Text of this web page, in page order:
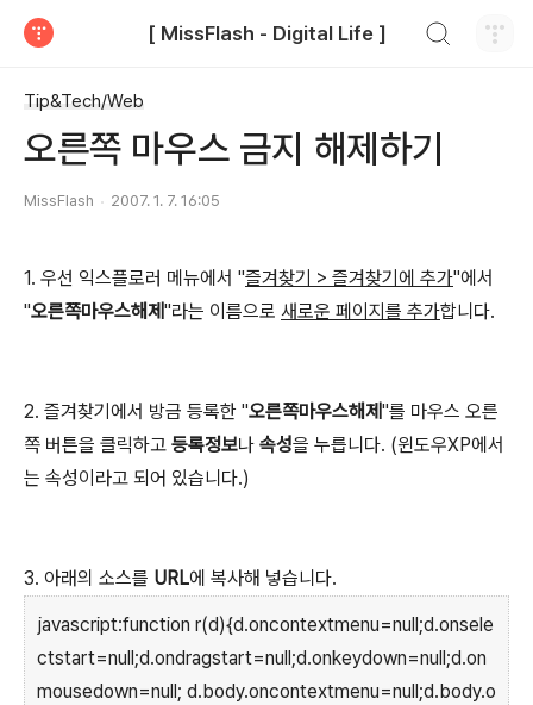
[ MissFlash - Digital Life ]
Tip&Tech/Web
오른쪽 마우스 금지 해제하기
MissFlash 2007. 1. 7. 16:05
1. 우선 익스플로러 메뉴에서 "즐겨찾기 > 즐겨찾기에 추가"에서
"오른쪽마우스해제 "라는 이름으로 새로운 페이지를 추가합니다.
2. 즐겨찾기에서 방금 등록한 "오른쪽마우스해제 "를 마우스 오른
쪽 버튼을 클릭하고 등록정보나 속성을 누릅니다. (윈도우XP에서
는 속성이라고 되어 있습니다.)
3. 아래의 소스를 URL에 복사해 넣습니다.
javascript:function r(d){d.oncontextmenu=null;d.onsele
ctstart=null;d.ondragstart=null;d.onkeydown=null;d.on
mousedown=null; d.body.oncontextmenu=null;d.body.o